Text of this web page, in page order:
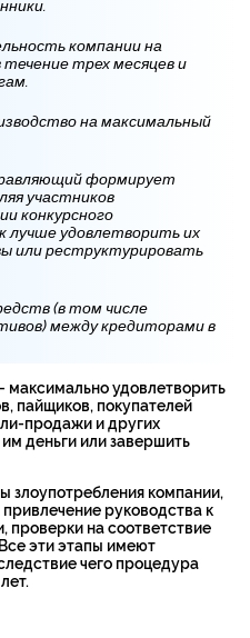
компании на
трех месяцев и
на максимальный
формирует
участников
конкурсного
лучше удовлетворить их
или реструктурировать
(в том числе
между кредиторами в
удовлетворить
пайщиков, покупателей
продажи и других
деньги или завершить
злоупотребления компании,
руководства к
проверки на соответствие
эти этапы имеют
чего процедура